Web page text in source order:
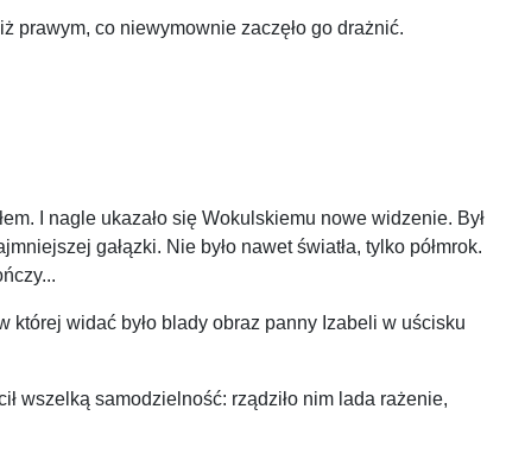
prawym, co niewymownie zaczęło go drażnić.
I nagle ukazało się Wokulskiemu nowe widzenie. Był
gałązki. Nie było nawet światła, tylko półmrok.
której widać było blady obraz panny Izabeli w uścisku
wszelką samodzielność: rządziło nim lada rażenie,